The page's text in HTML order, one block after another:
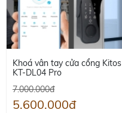
Khoá vân tay cửa cổng Kitos
KT-DL04 Pro
7.000.000đ
5.600.000đ